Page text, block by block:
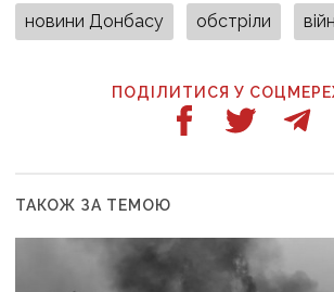
новини Донбасу обстріли
ПОДІЛИТИСЯ У
ТАКОЖ ЗА ТЕМОЮ